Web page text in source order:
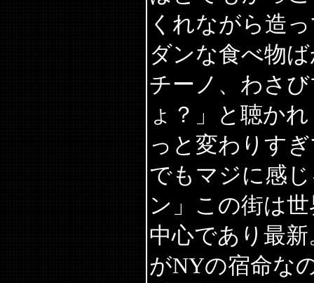
くれながら造
ダンな食べ物
チーノ、わさ
ょ？」と聴か
っと変わりす
でもマジに感
ン」この街は
中心であり最
がNYの宿命な